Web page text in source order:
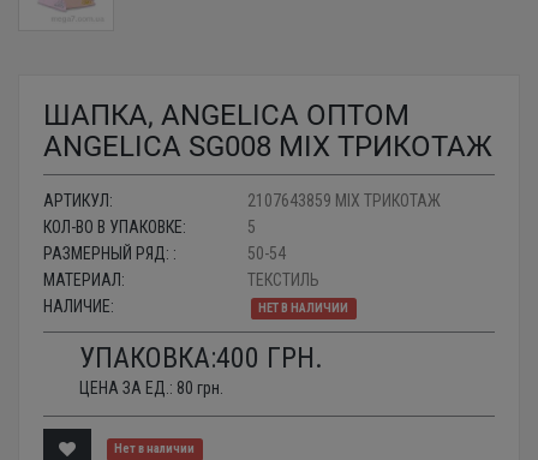
ШАПКА, ANGELICA ОПТОМ
ANGELICA SG008 MIX ТРИКОТАЖ
АРТИКУЛ:
2107643859 MIX ТРИКОТАЖ
КОЛ-ВО В УПАКОВКЕ:
5
РАЗМЕРНЫЙ РЯД: :
50-54
МАТЕРИАЛ:
ТЕКСТИЛЬ
НАЛИЧИЕ:
НЕТ В НАЛИЧИИ
УПАКОВКА:400 ГРН.
ЦЕНА ЗА ЕД.: 80 грн.
Нет в наличии